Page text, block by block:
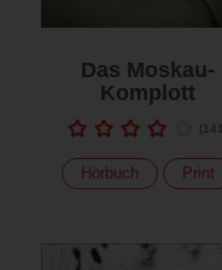
Das Moskau-
Komplott
(141
Hörbuch Print